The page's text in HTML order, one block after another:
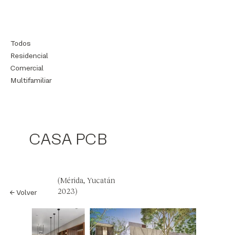
Todos
Residencial
Comercial
Multifamiliar
← Volver
(Mérida, Yucatán
2023)
CASA PCB